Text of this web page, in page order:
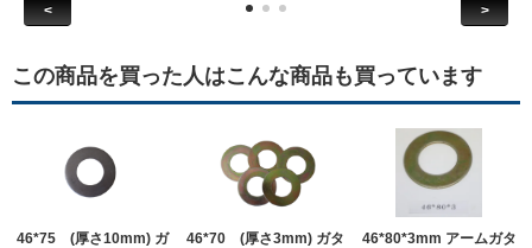
< >
この商品を買った人はこんな商品も買っています
46*75 (厚さ10mm) ガ
46*70 (厚さ3mm) ガタ
46*80*3mm アームガタ